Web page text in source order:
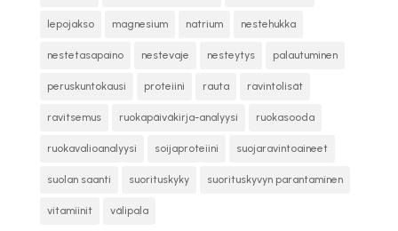
lepojakso magnesium natrium nestehukka
nestetasapaino nestevaje nesteytys palautuminen
peruskuntokausi proteiini rauta ravintolisät
ravitsemus ruokapäiväkirja-analyysi ruokasooda
ruokavalioanalyysi soijaproteiini suojaravintoaineet
suolan saanti suorituskyky suorituskyvyn parantaminen
vitamiinit välipala